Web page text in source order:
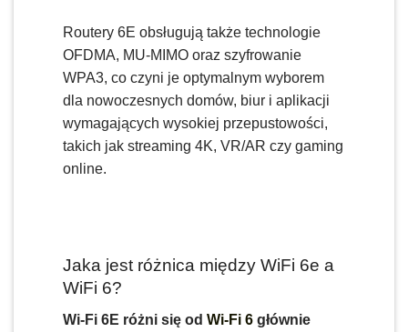
Routery 6E obsługują także technologie
OFDMA, MU-MIMO oraz szyfrowanie
WPA3, co czyni je optymalnym wyborem
dla nowoczesnych domów, biur i aplikacji
wymagających wysokiej przepustowości,
takich jak streaming 4K, VR/AR czy gaming
online.
Jaka jest różnica między WiFi 6e a
WiFi 6?
Wi-Fi 6E różni się odWi-Fi 6 głównie